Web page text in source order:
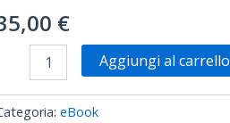
€
Aggiungi al carrello
eBook